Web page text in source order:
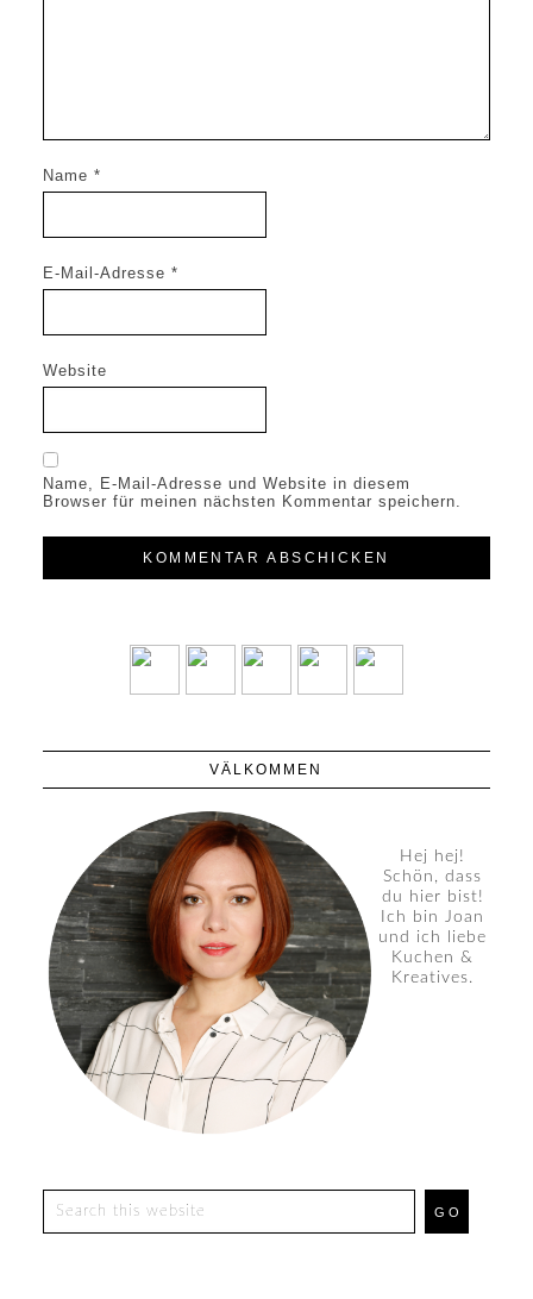
Name *
E-Mail-Adresse *
Website
Name, E-Mail-Adresse und Website in diesem
Browser für meinen nächsten Kommentar speichern.
VÄLKOMMEN
Hej hej!
Schön, dass
du hier bist!
Ich bin Joan
und ich liebe
Kuchen &
Kreatives.